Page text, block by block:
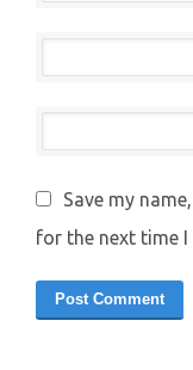
Save my
for the next time